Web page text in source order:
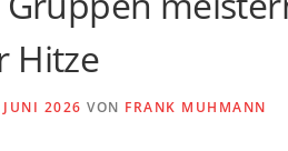
Hitze
2026 VON FRANK MUHMANN